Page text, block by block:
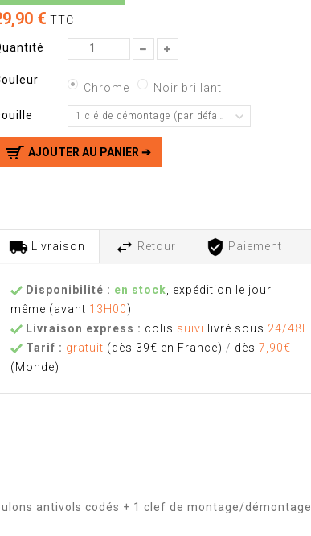
€ TTC
Chrome Noir brillant
1 clé de démontage (par défaut)
AJOUTER AU PANIER ➔
Livraison Retour Paiement
Disponibilité : en stock , expédition le jour
même (avant 13H00)
Livraison express : colis suivi livré sous 24/48H
Tarif : gratuit (dès 39€ en France) / dès 7,90€
(Monde)
antivols codés + 1 clef de montage/démontage